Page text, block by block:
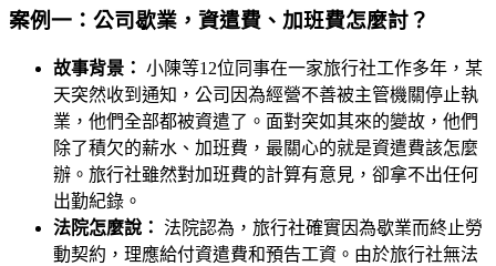
案例一：公司歇業，資遣費、加班費怎麼討？
故事背景： 小陳等12位同事在一家旅行社工作多年，某
天突然收到通知，公司因為經營不善被主管機關停止執
業，他們全部都被資遣了。面對突如其來的變故，他們
除了積欠的薪水、加班費，最關心的就是資遣費該怎麼
辦。旅行社雖然對加班費的計算有意見，卻拿不出任何
出勤紀錄。
法院怎麼說： 法院認為，旅行社確實因為歇業而終止勞
動契約，理應給付資遣費和預告工資。由於旅行社無法